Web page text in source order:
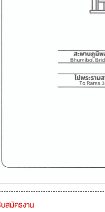
สมัครงาน